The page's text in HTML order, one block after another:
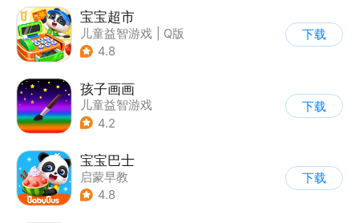
宝宝超市
儿童益智游戏
Q版
4.8
下载
孩子画画
儿童益智游戏
| 启蒙早教
4.2
下载
宝宝巴士
启蒙早教
| 儿童益智游戏
4.8
下载